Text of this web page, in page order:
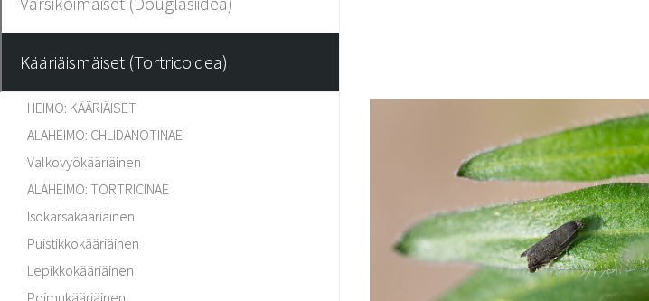
Kääriäismäiset (Tortricoidea)
HEIMO: KÄÄRIÄISET
ALAHEIMO: CHLIDANOTINAE
Valkovyökääriäinen
ALAHEIMO: TORTRICINAE
Isokärsäkääriäinen
Puistikkokääriäinen
Lepikkokääriäinen
Poimukääriäinen